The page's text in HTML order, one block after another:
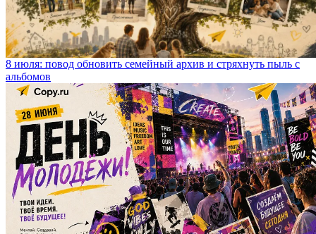
8 июля: повод обновить семейный архив и стряхнуть пыль с
альбомов